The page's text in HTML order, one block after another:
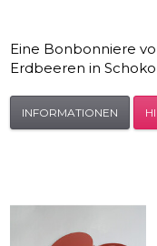
Eine Bonbonniere
Erdbeeren in
INFORMATIONEN